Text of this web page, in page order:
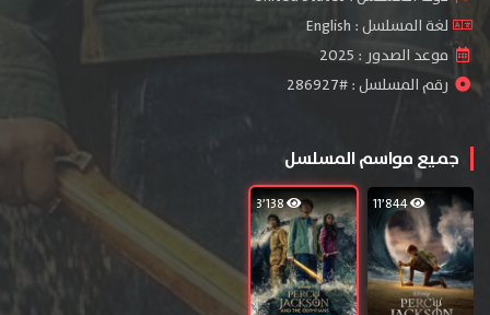
لغة المسلسل : English
موعد الصدور : 2025
رقم المسلسل : #286927
جميع مواسم المسلسل
11٬844 3٬138